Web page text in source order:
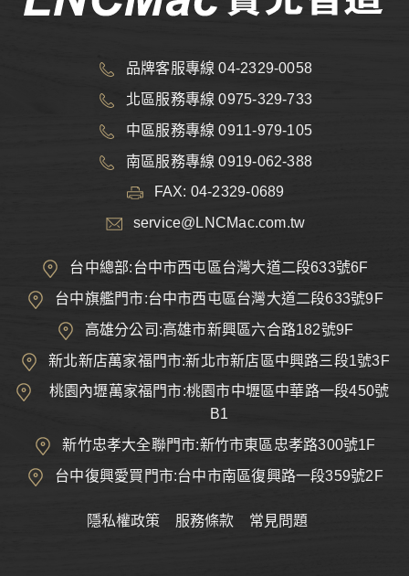
品牌客服專線 04-2329-0058
北區服務專線 0975-329-733
中區服務專線 0911-979-105
南區服務專線 0919-062-388
FAX: 04-2329-0689
service@LNCMac.com.tw
台中總部:台中市西屯區台灣大道二段633號6F
台中旗艦門市:台中市西屯區台灣大道二段633號9F
高雄分公司:高雄市新興區六合路182號9F
新北新店萬家福門市:新北市新店區中興路三段1號3F
桃園內壢萬家福門市:桃園市中壢區中華路一段450號
B1
新竹忠孝大全聯門市:新竹市東區忠孝路300號1F
台中復興愛買門市:台中市南區復興路一段359號2F
隱私權政策 服務條款 常見問題